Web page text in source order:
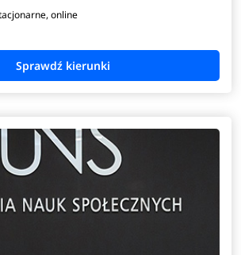
online